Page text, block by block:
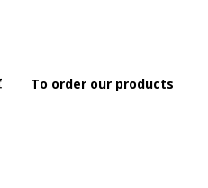
To order our products